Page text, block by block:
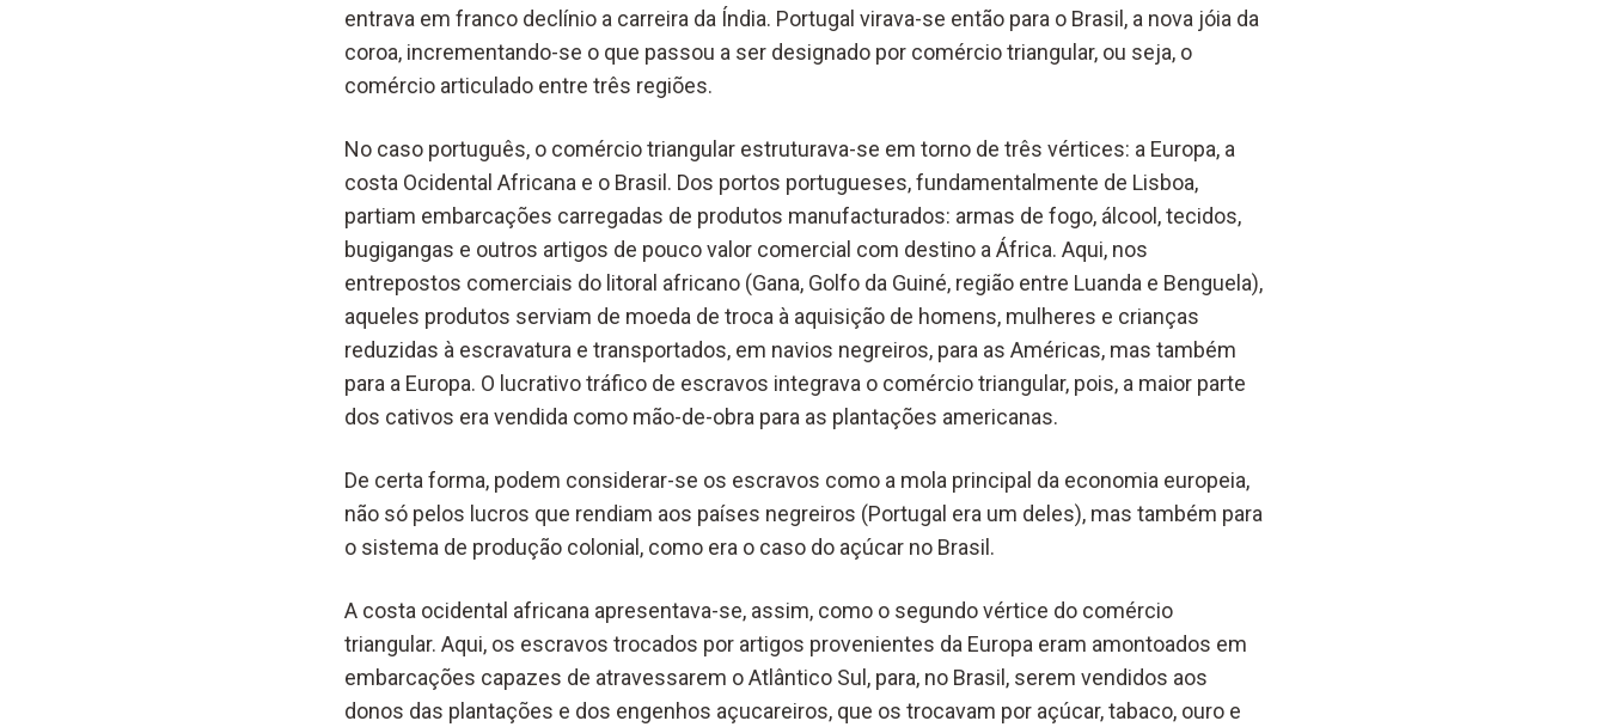
entrava em franco declínio a carreira da Índia. Portugal virava-se então para o Brasil, a nova jóia da
coroa, incrementando-se o que passou a ser designado por comércio triangular, ou seja, o
comércio articulado entre três regiões.
No caso português, o comércio triangular estruturava-se em torno de três vértices: a Europa, a
costa Ocidental Africana e o Brasil. Dos portos portugueses, fundamentalmente de Lisboa,
partiam embarcações carregadas de produtos manufacturados: armas de fogo, álcool, tecidos,
bugigangas e outros artigos de pouco valor comercial com destino a África. Aqui, nos
entrepostos comerciais do litoral africano (Gana, Golfo da Guiné, região entre Luanda e Benguela),
aqueles produtos serviam de moeda de troca à aquisição de homens, mulheres e crianças
reduzidas à escravatura e transportados, em navios negreiros, para as Américas, mas também
para a Europa. O lucrativo tráfico de escravos integrava o comércio triangular, pois, a maior parte
dos cativos era vendida como mão-de-obra para as plantações americanas.
De certa forma, podem considerar-se os escravos como a mola principal da economia europeia,
não só pelos lucros que rendiam aos países negreiros (Portugal era um deles), mas também para
o sistema de produção colonial, como era o caso do açúcar no Brasil.
A costa ocidental africana apresentava-se, assim, como o segundo vértice do comércio
triangular. Aqui, os escravos trocados por artigos provenientes da Europa eram amontoados em
embarcações capazes de atravessarem o Atlântico Sul, para, no Brasil, serem vendidos aos
donos das plantações e dos engenhos açucareiros, que os trocavam por açúcar, tabaco, ouro e